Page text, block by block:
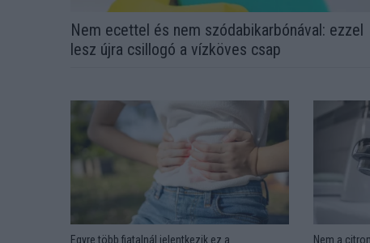
Nem ecettel és nem szódabikarbónával: ezzel
lesz újra csillogó a vízköves csap
Egyre több fiatalnál jelentkezik ez a Nem a